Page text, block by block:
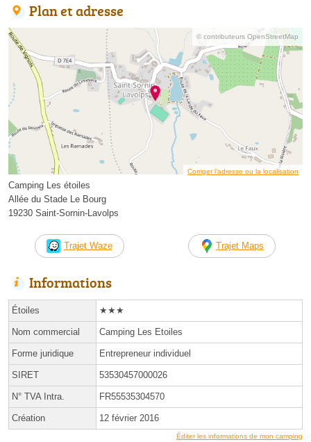
Plan et adresse
© contributeurs OpenStreetMap
Corriger l’adresse ou la localisation
Camping Les étoiles
Allée du Stade Le Bourg
19230 Saint-Sornin-Lavolps
Trajet Waze Trajet Maps
Informations
Étoiles ★★★
Nom commercial Camping Les Etoiles
Forme juridique Entrepreneur individuel
SIRET 53530457000026
N° TVA Intra. FR55535304570
Création 12 février 2016
Éditer les informations de mon camping